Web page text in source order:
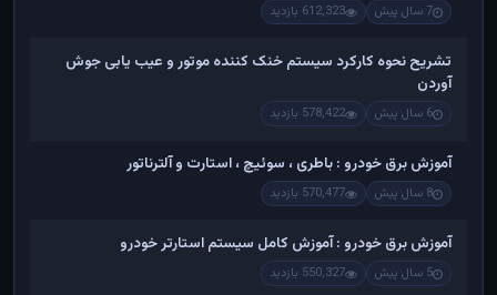
7 سال پیش 612,323 بازدید
تشریح نحوه کارکرد سیستم خنک کننده موتور و عیب یابی جوش
آوردن
6 سال پیش 578,422 بازدید
آموزش برق خودرو : باطری ، سوئیچ ، استارت و آلترناتور
8 سال پیش 570,477 بازدید
آموزش برق خودرو : آموزش کامل سیستم استارتر خودرو
5 سال پیش 550,327 بازدید